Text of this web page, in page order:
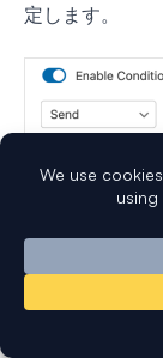
定します。
条件
すか？
関する初